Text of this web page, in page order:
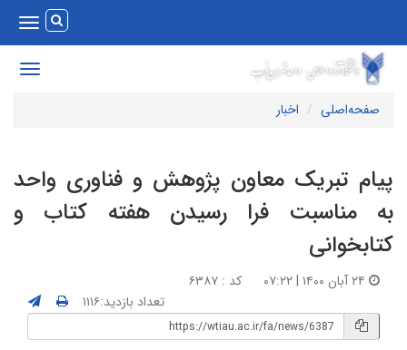
Toggle
Toggle
صفحه‌اصلی
اخبار
تبریک معاون پژوهش و فناوری واحد
مناسبت فرا رسیدن هفته کتاب و
کد : ۶۳۸۷
تعداد بازدید:۱۱۱۶